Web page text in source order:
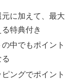
に加えて、最大
特典付き
中でもポイント
ングでポイント